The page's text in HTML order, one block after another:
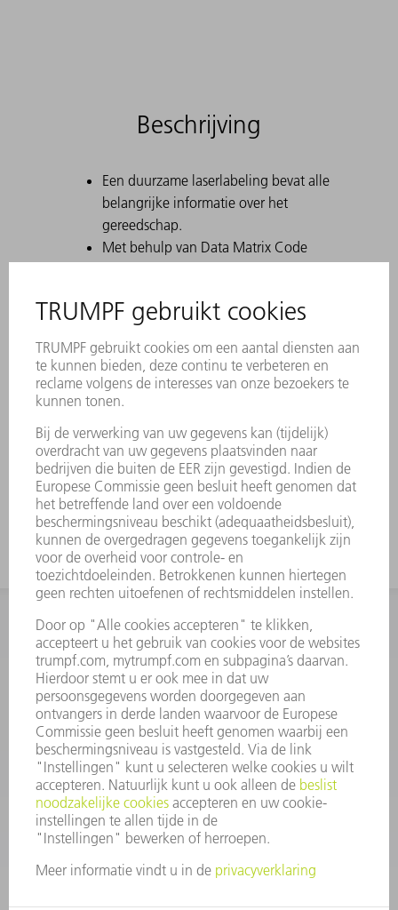
Beschrijving
Een duurzame laserlabeling bevat alle
belangrijke informatie over het
gereedschap.
Met behulp van Data Matrix Code
De werkbereiken zijn lasergehard.
vrijbuigen
Met een set kunt u 4, 6, 8 of 10 mm
afzettingen met 90° naar 90°
(matrijsbuigprocedé) of in het
vrijbuigprocedé verschillende
afzettingen en hoeken > 90°
bereiken.
INFORMATIE
Veel gestelde vragen
Algemene voorwaarden
CONTACT
+31 88 4002 400
Ma. - vr. 8.00 - 17.00 uur
onderdelen.tnl@de.trumpf.com